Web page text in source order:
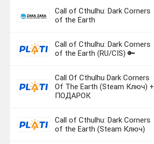
Call of Cthulhu: Dark Corners
of the Earth
Call of Cthulhu: Dark Corners
of the Earth (RU/CIS) 🔑
Call Of Cthulhu Dark Corners
Of The Earth (Steam Ключ) +
ПОДАРОК
Call of Cthulhu: Dark Corners
of the Earth (Steam Ключ)